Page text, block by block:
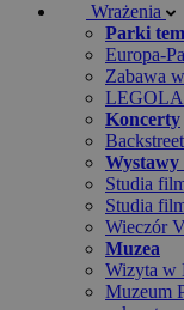
Wrażenia
Parki
Europa-
Zabawa
Koncerty
Wystawy
Studia
Studia
Wieczór
Muzea
Wizyta w
Muzeum